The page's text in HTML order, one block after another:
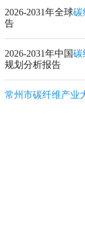
2026-2031年全球碳
告
2026-2031年中国碳
规划分析报告
常州市碳纤维产业